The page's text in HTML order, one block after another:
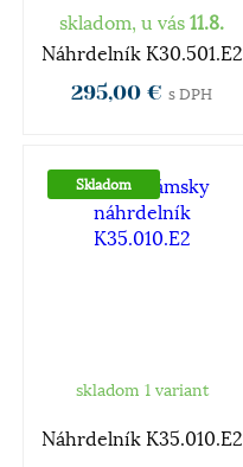
skladom, u vás 11.8.
Náhrdelník K30.501.E2
295,00 € s DPH
Skladom
skladom 1 variant
Náhrdelník K35.010.E2